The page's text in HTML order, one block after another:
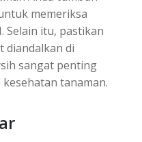
memeriksa
Selain itu, pastikan
diandalkan di
sangat penting
tanaman.